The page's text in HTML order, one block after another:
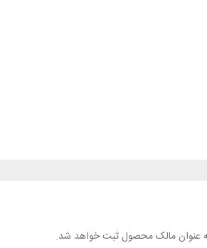
به عنوان مالک محصول ثبت خواهد شد.